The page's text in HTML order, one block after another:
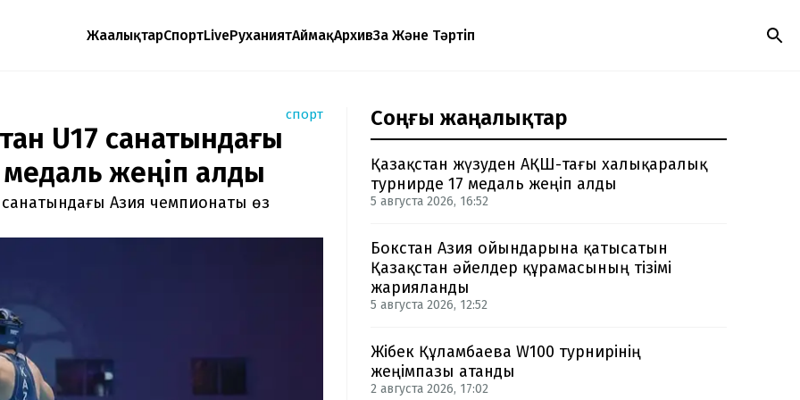
ЖаңалықтарСпортLiveРуханиятАймақАрхивЗаң Және Тәртіп
спорт
U17 санатындағы
жеңіп алды
санатындағы Азия чемпионаты өз
Соңғы жаңалықтар
Қазақстан жүзуден АҚШ-тағы халықаралық
турнирде 17 медаль жеңіп алды
5 августа 2026, 16:52
Бокстан Азия ойындарына қатысатын
Қазақстан әйелдер құрамасының тізімі
жарияланды
5 августа 2026, 12:52
Жібек Құламбаева W100 турнирінің
жеңімпазы атанды
2 августа 2026, 17:02